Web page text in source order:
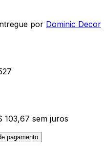
por Dominic Decor
103,67 sem juros
pagamento